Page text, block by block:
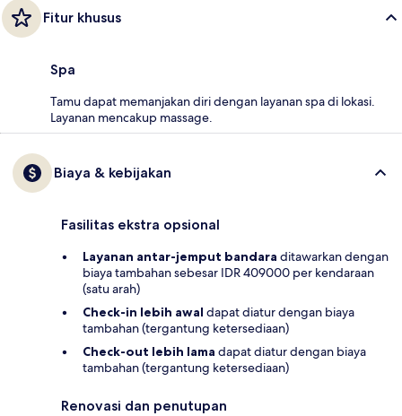
Fitur khusus
Spa
Tamu dapat memanjakan diri dengan layanan spa di lokasi.
Layanan mencakup massage.
Biaya & kebijakan
Fasilitas ekstra opsional
Layanan antar-jemput bandara ditawarkan dengan
biaya tambahan sebesar IDR 409000 per kendaraan
(satu arah)
Check-in lebih awal dapat diatur dengan biaya
tambahan (tergantung ketersediaan)
Check-out lebih lama dapat diatur dengan biaya
tambahan (tergantung ketersediaan)
Renovasi dan penutupan